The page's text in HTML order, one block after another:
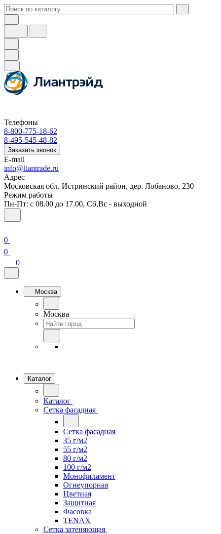
Телефоны
8-800-775-18-62
8-495-545-48-82
Заказать звонок
E-mail
info@liantrade.ru
Адрес
Московская обл. Истринский район, дер. Лобаново, 230
Режим работы
Пн-Пт: c 08.00 до 17.00, Cб,Вс - выходной
0
0
0
Москва
Москва
Каталог
Каталог
Сетка фасадная
Сетка фасадная
35 г/м2
55 г/м2
80 г/м2
100 г/м2
Монофиламент
Огнеупорная
Цветная
Защитная
Фасовка
TENAX
Сетка затеняющая